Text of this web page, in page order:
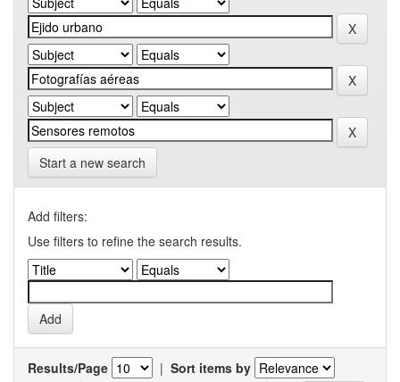
Start a new search
Add filters:
Use filters to refine the search results.
Results/Page | Sort items by